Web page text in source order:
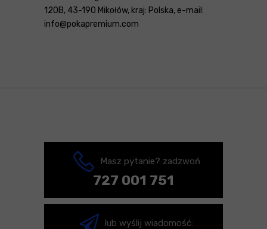
120B, 43-190 Mikołów, kraj: Polska, e-mail:
info@pokapremium.com
Masz pytanie? zadzwoń
727 001 751
lub wyślij wiadomość: